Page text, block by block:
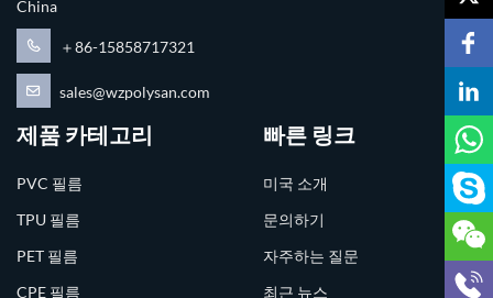
China
＋86-15858717321
sales@wzpolysan.com
제품 카테고리
PVC 필름
TPU 필름
PET 필름
CPE 필름
빠른 링크
미국 소개
문의하기
자주하는 질문
최근 뉴스